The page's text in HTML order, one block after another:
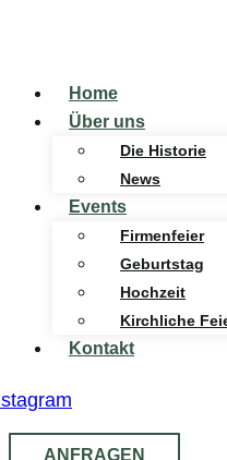
Home
Über uns
Die Historie
News
Events
Firmenfeier
Geburtstag
Hochzeit
Kirchliche
Kontakt
ANFRAGEN